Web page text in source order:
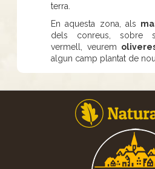
terra.
En aquesta zona, als
dels conreus, sobre
vermell, veurem
algun camp plantat de nou.